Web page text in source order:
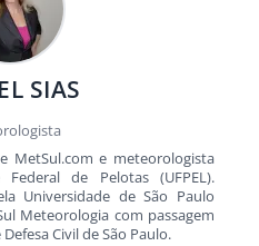
SIAS
MetSul.com e meteorologista
de Pelotas (UFPEL).
Universidade de São Paulo
Meteorologia com passagem
Civil de São Paulo.